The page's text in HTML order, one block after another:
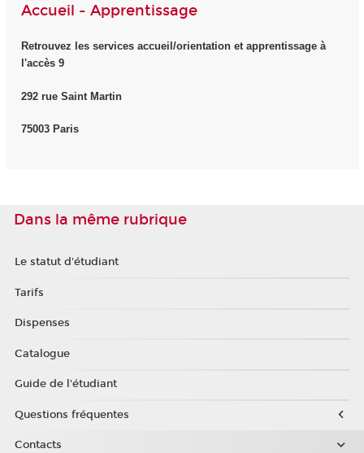
Accueil - Apprentissage
Retrouvez les services accueil/orientation et apprentissage à
l'accès 9
292 rue Saint Martin
75003 Paris
Dans la même rubrique
Le statut d'étudiant
Tarifs
Dispenses
Catalogue
Guide de l'étudiant
Questions fréquentes
Contacts